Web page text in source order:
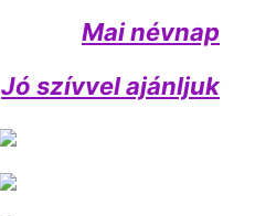
Mai névnap
Jó szívvel ajánljuk